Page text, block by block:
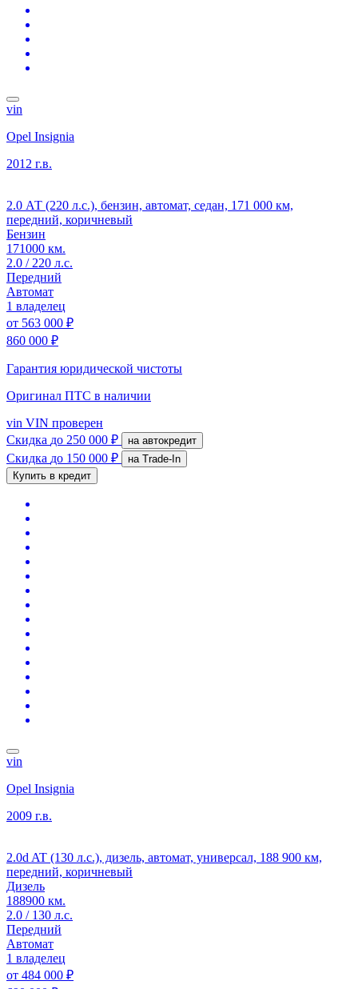
vin
Opel Insignia
2012 г.в.
2.0 АТ (220 л.с.), бензин, автомат, седан, 171 000 км,
передний, коричневый
Бензин
171000 км.
2.0 / 220 л.с.
Передний
Автомат
1 владелец
от 563 000 ₽
860 000 ₽
Гарантия юридической чистоты
Оригинал ПТС в наличии
vin VIN проверен
Скидка до 250 000 ₽ на автокредит
Скидка до 150 000 ₽
на Trade-In
Купить в кредит
vin
Opel Insignia
2009 г.в.
2.0d AT (130 л.с.), дизель, автомат, универсал, 188 900 км,
передний, коричневый
Дизель
188900 км.
2.0 / 130 л.с.
Передний
Автомат
1 владелец
от 484 000 ₽